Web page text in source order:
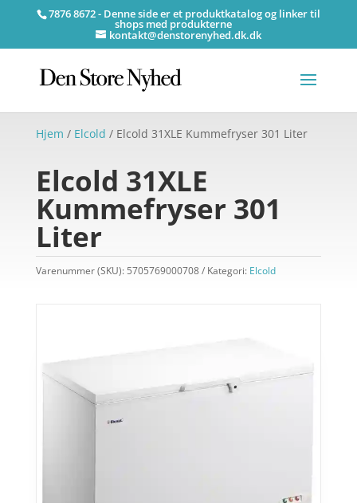
7876 8672 - Denne side er et produktkatalog og linker til
shops med produkterne
kontakt@denstorenyhed.dk.dk
Hjem / Elcold / Elcold 31XLE Kummefryser 301 Liter
Elcold 31XLE
Kummefryser 301
Liter
Varenummer (SKU): 5705769000708 Kategori: Elcold